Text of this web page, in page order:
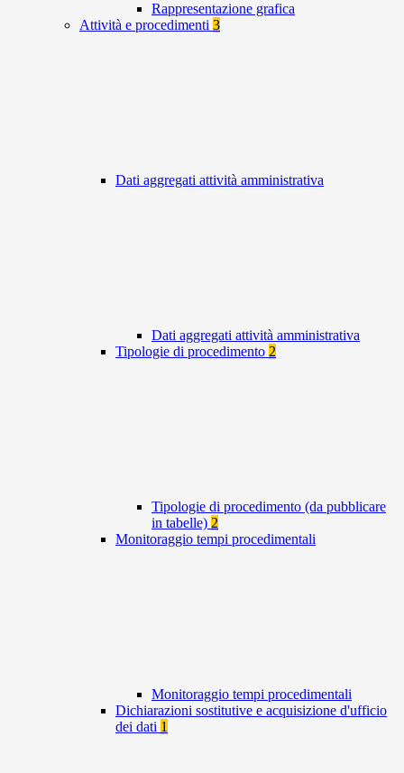
Rappresentazione grafica
Attività e procedimenti 3
Dati aggregati attività amministrativa
Dati aggregati attività amministrativa
Tipologie di procedimento 2
Tipologie di procedimento (da pubblicare
in tabelle) 2
Monitoraggio tempi procedimentali
Monitoraggio tempi procedimentali
Dichiarazioni sostitutive e acquisizione d'ufficio
dei dati 1